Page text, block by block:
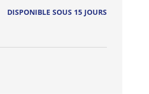
DISPONIBLE SOUS 15 JOURS